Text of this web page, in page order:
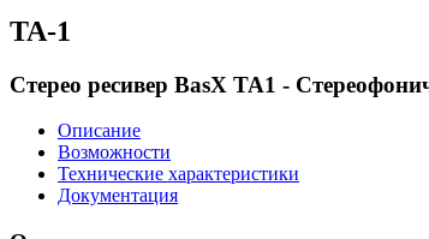
TA-1
Стерео ресивер BasX TA1 -
Описание
Возможности
Технические характеристики
Документация